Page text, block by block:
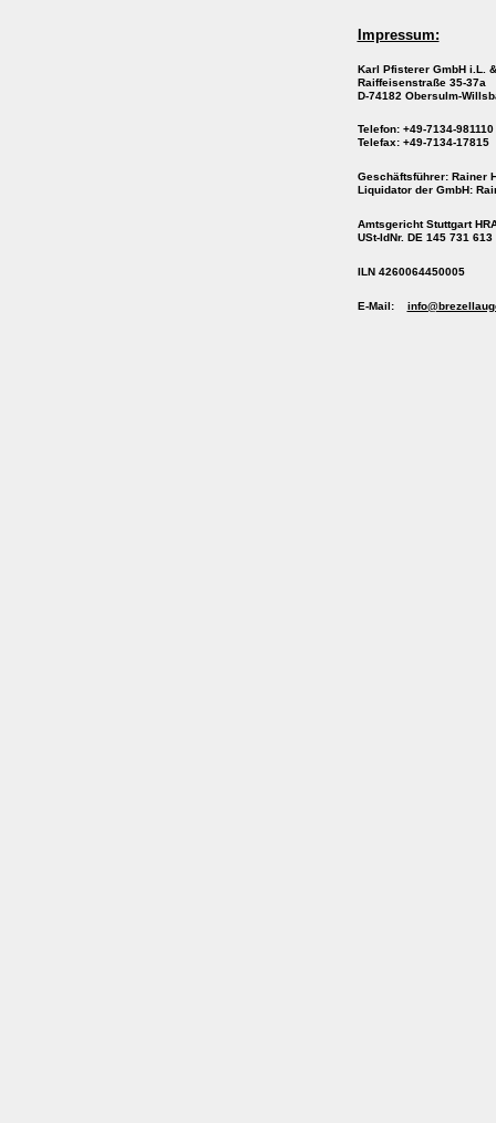
Impressum:
Karl Pfisterer GmbH i.L.
Raiffeisenstraße 35-37a
D-74182 Obersulm-
Telefon: +49-7134-981110
Telefax: +49-7134-17815
Geschäftsführer: Rainer
Liquidator der GmbH:
Amtsgericht Stuttgart
USt-IdNr. DE 145 731 613
ILN 4260064450005
E-Mail: